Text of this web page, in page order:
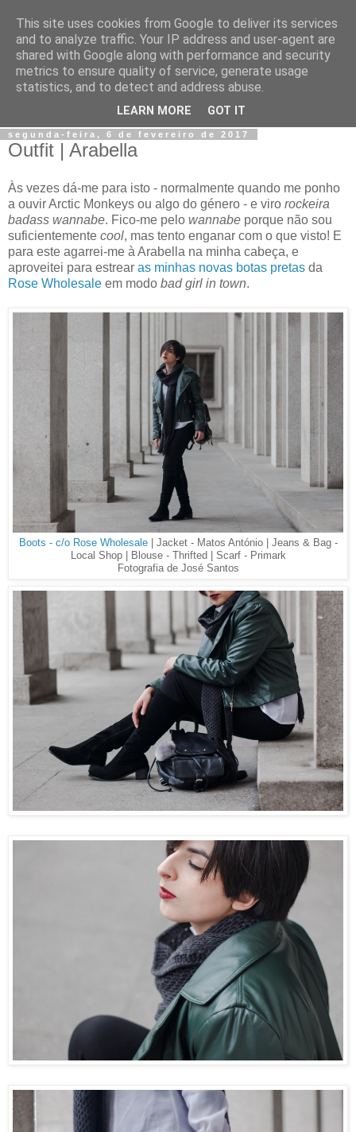
Jiji
Fotografia, devaneios, moda, teatro, e tudo o que eu possa
segunda-feira, 6 de fevereiro de 2017
Outfit | Arabella
Às vezes dá-me para isto - normalmente quando me ponho
a ouvir Arctic Monkeys ou algo do género - e viro rockeira
badass wannabe. Fico-me pelo wannabe porque não sou
suficientemente cool, mas tento enganar com o que visto! E
para este agarrei-me à Arabella na minha cabeça, e
aproveitei para estrear as minhas novas botas pretas da
Rose Wholesale em modo bad girl in town.
Boots - c/o Rose Wholesale| Jacket - Matos António | Jeans & Bag -
Local Shop | Blouse - Thrifted | Scarf - Primark
Fotografia de José Santos
This site uses cookies from Google to deliver its services
and to analyze traffic. Your IP address and user-agent are
shared with Google along with performance and security
metrics to ensure quality of service, generate usage
statistics, and to detect and address abuse.
LEARN MORE GOT IT